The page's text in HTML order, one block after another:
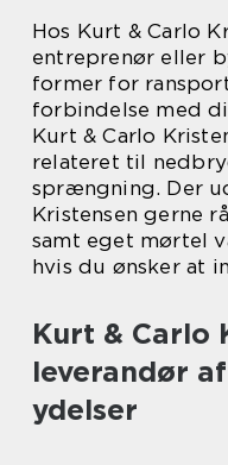
Hos Kurt & Carlo
entreprenør eller
former for
forbindelse med
Kurt & Carlo
relateret til
sprængning. Der
Kristensen gerne
samt eget mørtel
hvis du ønsker at
Kurt & Carlo
leverandør
ydelser